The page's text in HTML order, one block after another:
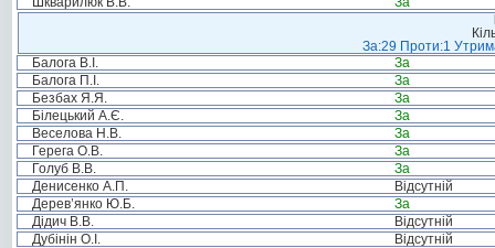
За:29 Проти:1
Балога В.І.
За
Балога П.І.
За
Безбах Я.Я.
За
Білецький А.Є.
За
Веселова Н.В.
За
Герега О.В.
За
Голуб В.В.
За
Денисенко А.П.
Відсутній
Дерев’янко Ю.Б.
За
Дідич В.В.
Відсутній
Дубінін О.І.
Відсутній